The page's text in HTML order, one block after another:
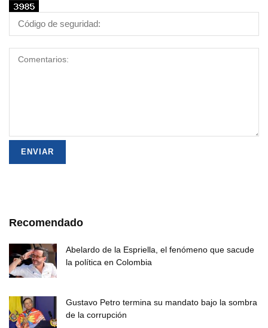
Recomendado
Abelardo de la Espriella, el fenómeno que sacude
la política en Colombia
Gustavo Petro termina su mandato bajo la sombra
de la corrupción